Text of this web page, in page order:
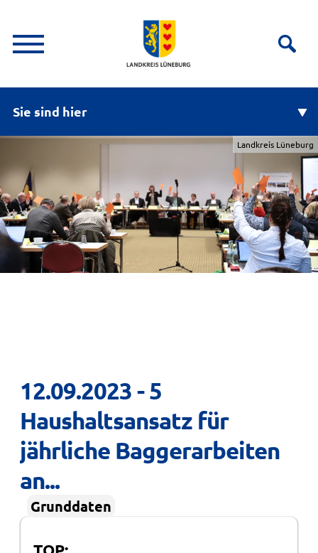
Sie sind hier
Landkreis Lüneburg
12.09.2023 - 5
Haushaltsansatz für
jährliche Baggerarbeiten
an...
Grunddaten